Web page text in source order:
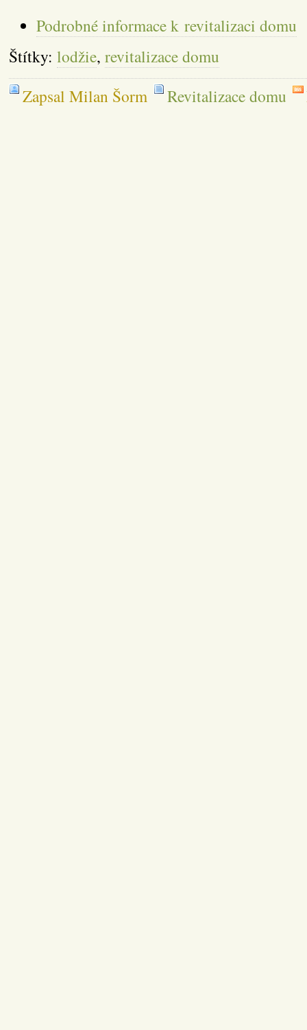
Podrobné informace k revitalizaci domu
Štítky: lodžie, revitalizace domu
Zapsal Milan Šorm
Revitalizace domu